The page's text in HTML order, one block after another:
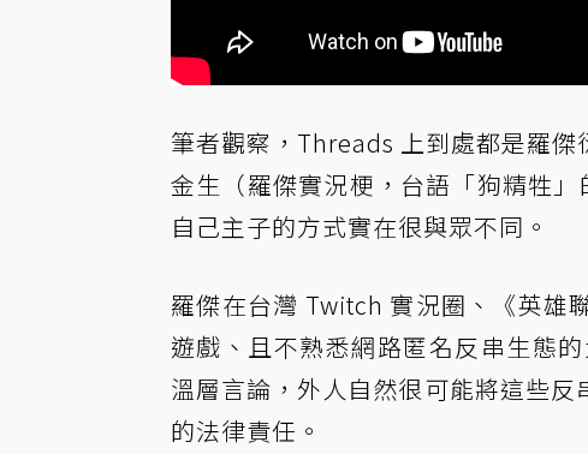
筆者觀察，Threads 上到處都是羅
金生（羅傑實況梗，台語「狗精牲
自己主子的方式實在很與眾不同。
羅傑在台灣 Twitch 實況圈、《英雄
遊戲、且不熟悉網路匿名反串生態
溫層言論，外人自然很可能將這些
的法律責任。